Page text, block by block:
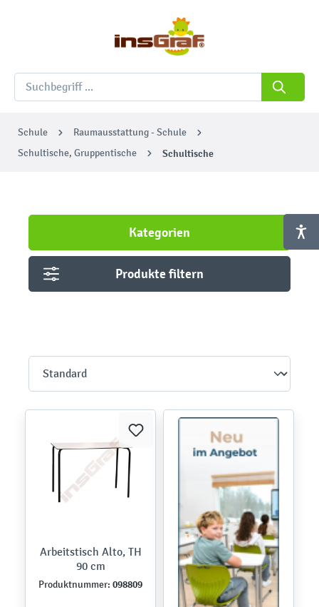
Schule
Raumausstattung - Schule
Schultische, Gruppentische
Schultische
Kategorien
Produkte filtern
Arbeitstisch Alto, TH
90 cm
Produktnummer: 098809